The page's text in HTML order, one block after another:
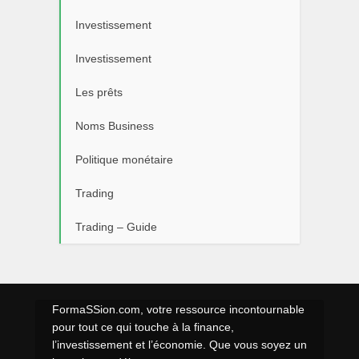
Investissement
Investissement
Les prêts
Noms Business
Politique monétaire
Trading
Trading – Guide
FormaSSion.com, votre ressource incontournable
pour tout ce qui touche à la finance,
l’investissement et l’économie. Que vous soyez un